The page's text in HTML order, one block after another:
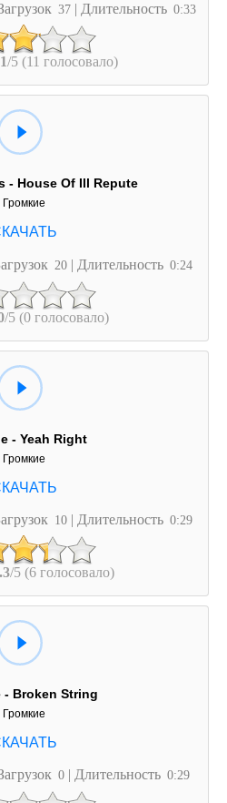
37 | Длительность 0:33
/5 (11 голосовало)
- House Of Ill Repute
Громкие
20 | Длительность 0:24
/5 (0 голосовало)
- Yeah Right
Громкие
10 | Длительность 0:29
/5 (6 голосовало)
- Broken String
Громкие
0 | Длительность 0:29